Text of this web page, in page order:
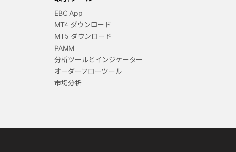
EBC App
MT4 ダウンロード
MT5 ダウンロード
PAMM
分析ツールとインジケーター
オーダーフローツール
市場分析